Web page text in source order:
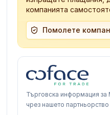
компанията
Помолете
Търговска информация за
чрез нашето